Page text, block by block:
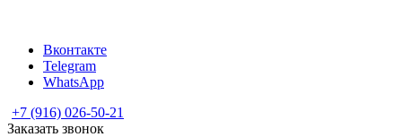
Вконтакте
Telegram
WhatsApp
+7 (916) 026-50-21
Заказать звонок